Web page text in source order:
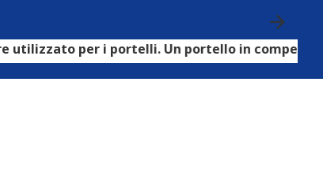
i portelli. Un portello in compensato HPL